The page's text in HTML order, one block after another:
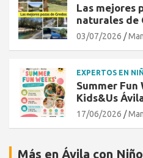
Las mejores
naturales de
03/07/2026
EXPERTOS EN
Summer Fun
Kids&Us
17/06/2026
Más en Ávila con